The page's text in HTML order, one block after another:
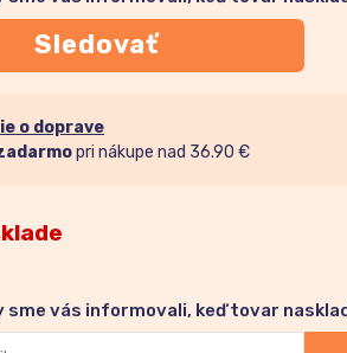
Sledovať
o doprave
pri nákupe nad 36.90 €
sme vás informovali, keď tovar